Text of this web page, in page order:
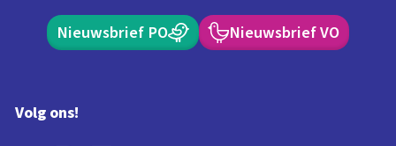
Nieuwsbrief PO Nieuwsbrief VO
Volg ons!